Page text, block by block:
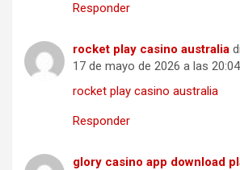
Responder
rocket play casino australia
17 de mayo de 2026 a las 20:04
rocket play casino australia
Responder
glory casino app download